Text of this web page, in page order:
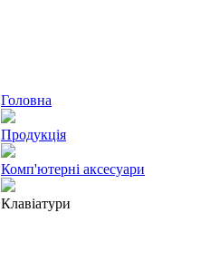
Головна
Продукцiя
Комп'ютерні аксесуари
Клавіатури